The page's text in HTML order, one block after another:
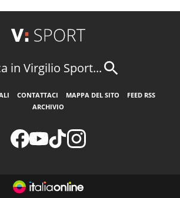
in Virgilio Sport...
CONTATTACI MAPPA DEL SITO
FEED RSS
ARCHIVIO